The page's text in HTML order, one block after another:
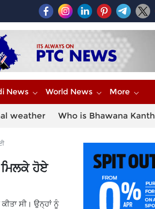
News World News More
weather Who is Bhawana Kanth
ਹੋਏ
ਸੀ। ਉਨ੍ਹਾਂ ਨੂੰ